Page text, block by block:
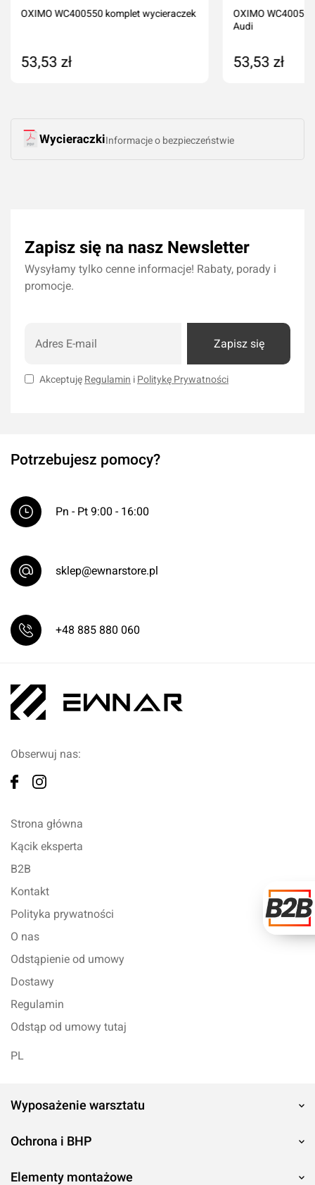
OXIMO WC400550 komplet wycieraczek
53,53 zł
OXIMO
Audi
53,53 zł
WycieraczkiInformacje o bezpieczeństwie
Zapisz się na nasz Newsletter
Wysyłamy tylko cenne informacje! Rabaty, porady i
promocje.
Zapisz się
Akceptuję Regulamin i Politykę Prywatności
Potrzebujesz pomocy?
Pn - Pt 9:00 - 16:00
sklep@ewnarstore.pl
+48 885 880 060
Obserwuj nas:
Strona główna
Kącik eksperta
B2B
Kontakt
Polityka prywatności
O nas
Odstąpienie od umowy
Dostawy
Regulamin
Odstąp od umowy tutaj
PL
Wyposażenie warsztatu
Ochrona i BHP
Elementy montażowe